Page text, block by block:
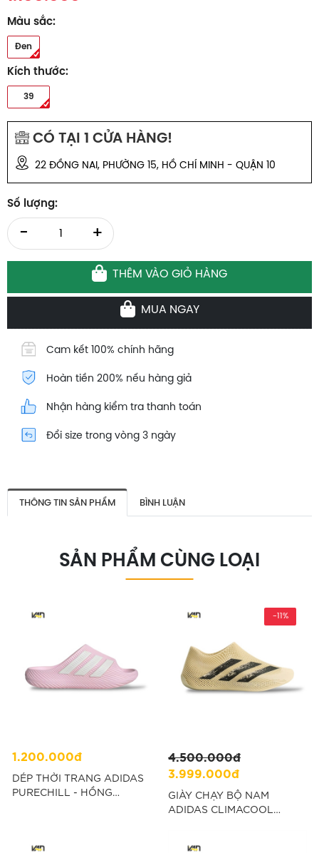
Màu sắc:
Đen
Kích thước:
39
CÓ TẠI 1 CỬA HÀNG!
22 ĐỒNG NAI, PHƯỜNG 15, HỒ CHÍ MINH - QUẬN 10
Số lượng:
- +
THÊM VÀO GIỎ HÀNG
MUA NGAY
Cam kết 100% chính hãng
Hoàn tiền 200% nếu hàng giả
Nhận hàng kiểm tra thanh toán
Đổi size trong vòng 3 ngày
THÔNG TIN SẢN PHẨM BÌNH LUẬN
SẢN PHẨM CÙNG LOẠI
1.200.000đ
DÉP THỜI TRANG ADIDAS
PURECHILL - HỒNG
4.500.000đ
3.999.000đ
-11%
GIÀY CHẠY BỘ NAM
ADIDAS CLIMACOOL